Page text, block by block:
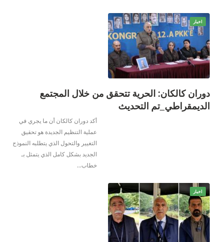
اخبار
دوران كالكان: الحرية تتحقق من خلال المجتمع
الديمقراطي_تم التحديث
أكد دوران كالكان أن ما يجري في
عملية التنظيم الجديدة هو تحقيق
التغيير والتحول الذي يتطلبه النموذج
الجديد بشكل كامل الذي يتمثل بـ
خطاب…
اخبار